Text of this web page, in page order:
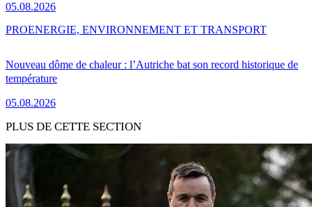
05.08.2026
Nouveau dôme de chaleur : l’Autriche bat son record historique de
température
05.08.2026
PROENERGIE, ENVIRONNEMENT ET TRANSPORT
PLUS DE CETTE SECTION